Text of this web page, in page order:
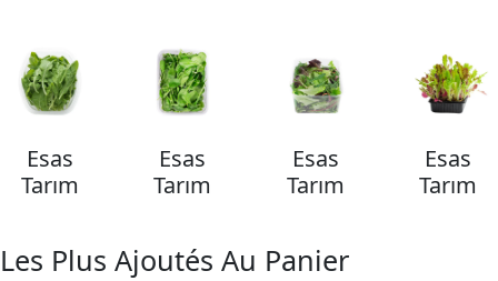
Esas
Tarım
Esas
Tarım
Esas
Tarım
Esas
Tarım
Les Plus Ajoutés Au Panier